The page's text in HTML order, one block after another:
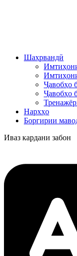
Шаҳрвандӣ
Ҷавобҳо
Ҷавобҳо
Нархҳо
Боргирии
Иваз кардани забон